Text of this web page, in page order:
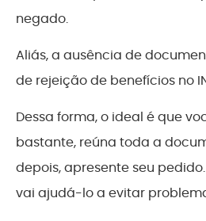
negado.
Aliás, a ausência de
de rejeição de benefícios no
Dessa forma, o ideal é que
bastante, reúna toda a
depois, apresente seu
vai ajudá-lo a evitar